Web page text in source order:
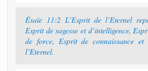
Ésaïe 11:2 L’Esprit de l’Eternel
Esprit de sagesse et d’intelligence,
de force, Esprit de connaissance
l’Eternel.